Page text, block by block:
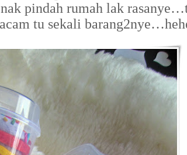
pindah rumah lak
tu sekali